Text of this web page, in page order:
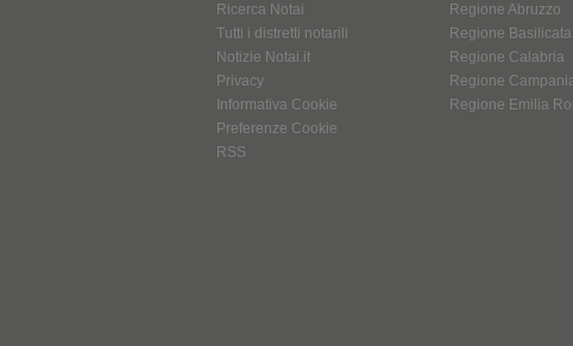
Ricerca Notai
Tutti i distretti notarili
Notizie Notai.it
Privacy
Informativa Cookie
Preferenze Cookie
RSS
Regione Abruzzo
Regione Basilicata
Regione Calabria
Regione
Regione Emilia